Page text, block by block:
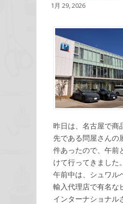
1月 29, 2026
昨日は、名古屋で商
先である問屋さんの
件あったので、午前
けて行ってきました。
午前中は、シュワル
輸入代理店で有名な
インターナショナル